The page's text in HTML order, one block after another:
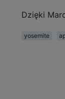
Dzięki
yosemite